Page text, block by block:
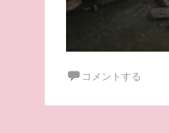
コメントする